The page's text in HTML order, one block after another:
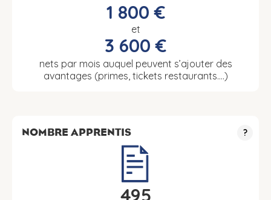
1 800 €
et
3 600 €
nets par mois auquel peuvent s’ajouter des
avantages (primes, tickets restaurants….)
NOMBRE APPRENTIS ?
495